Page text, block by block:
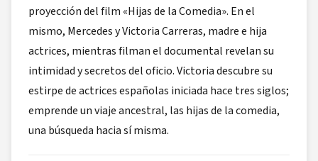
proyección del film «Hijas de la Comedia». En el
mismo, Mercedes y Victoria Carreras, madre e hija
actrices, mientras filman el documental revelan su
intimidad y secretos del oficio. Victoria descubre su
estirpe de actrices españolas iniciada hace tres siglos;
emprende un viaje ancestral, las hijas de la comedia,
una búsqueda hacia sí misma.